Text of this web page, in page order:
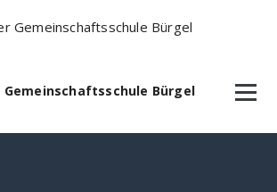
Gemeinschaftsschule Bürgel